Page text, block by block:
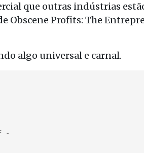
que outras indústrias
Obscene Profits: The
algo universal e carnal.